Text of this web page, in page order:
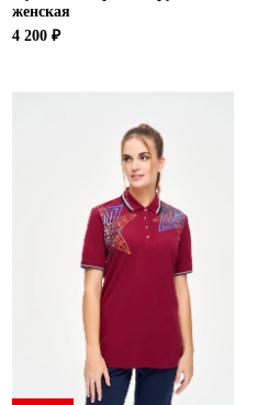
женская
4 200 ₽